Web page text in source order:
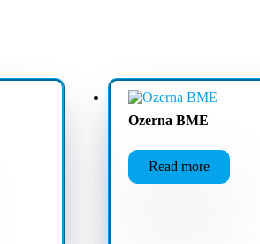
Ozerna BME
Read more